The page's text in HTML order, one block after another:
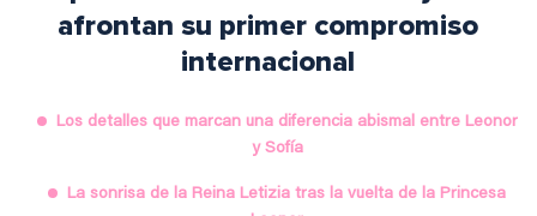
afrontan su primer compromiso
internacional
Los detalles que marcan una diferencia abismal entre Leonor
y Sofía
La sonrisa de la Reina Letizia tras la vuelta de la Princesa